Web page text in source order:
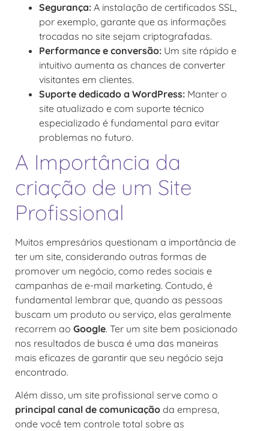
Segurança: A instalação de certificados SSL,
por exemplo, garante que as informações
trocadas no site sejam criptografadas.
Performance e conversão: Um site rápido e
intuitivo aumenta as chances de converter
visitantes em clientes.
Suporte dedicado a WordPress: Manter o
site atualizado e com suporte técnico
especializado é fundamental para evitar
problemas no futuro.
A Importância da
criação de um Site
Profissional
Muitos empresários questionam a importância de
ter um site, considerando outras formas de
promover um negócio, como redes sociais e
campanhas de e-mail marketing. Contudo, é
fundamental lembrar que, quando as pessoas
buscam um produto ou serviço, elas geralmente
recorrem ao Google. Ter um site bem posicionado
nos resultados de busca é uma das maneiras
mais eficazes de garantir que seu negócio seja
encontrado.
Além disso, um site profissional serve como o
principal canal de comunicação da empresa,
onde você tem controle total sobre as